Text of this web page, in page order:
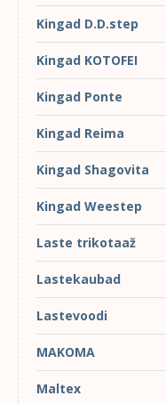
Kingad D.D.step
Kingad KOTOFEI
Kingad Ponte
Kingad Reima
Kingad Shagovita
Kingad Weestep
Laste trikotaaž
Lastekaubad
Lastevoodi
MAKOMA
Maltex